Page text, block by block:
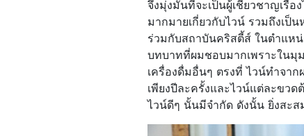
จึงมุ่งมั่นที่จะเป็นผู้เชี่ยวชาญเรื่อ
มากมายเกี่ยวกับไวน์ รวมถึงเป็
ร่วมกับสถาบันคริสตี้ส์ ในตำแหน่
บทบาทที่ผมชอบมากเพราะในมุ
เครื่องดื่มอื่นๆ ตรงที่ ไวน์ทำจา
เพียงปีละครั้งและไวน์แต่ละขว
ไวน์ดีๆ นั้นมีจำกัด ดังนั้น ยิ่งสะ